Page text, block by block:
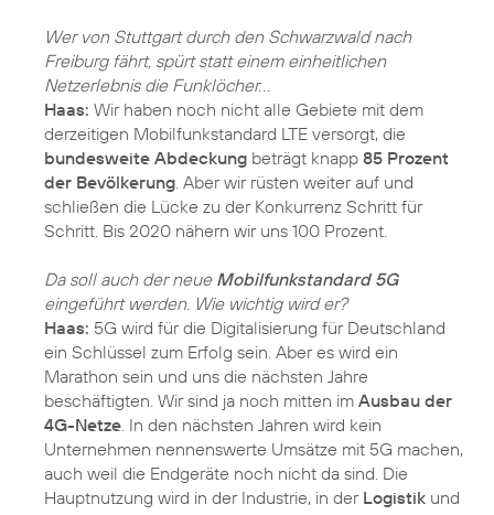
Wer von Stuttgart durch den Schwarzwald nach
Freiburg fährt, spürt statt einem einheitlichen
Netzerlebnis die Funklöcher. . .
Haas: Wir haben noch nicht alle Gebiete mit dem
derzeitigen Mobilfunkstandard LTE versorgt, die
bundesweite Abdeckung beträgt knapp 85 Prozent
der Bevölkerung. Aber wir rüsten weiter auf und
schließen die Lücke zu der Konkurrenz Schritt für
Schritt. Bis 2020 nähern wir uns 100 Prozent.
Da soll auch der neue Mobilfunkstandard 5G
eingeführt werden. Wie wichtig wird er?
Haas: 5G wird für die Digitalisierung für Deutschland
ein Schlüssel zum Erfolg sein. Aber es wird ein
Marathon sein und uns die nächsten Jahre
beschäftigten. Wir sind ja noch mitten im Ausbau der
4G-Netze. In den nächsten Jahren wird kein
Unternehmen nennenswerte Umsätze mit 5G machen,
auch weil die Endgeräte noch nicht da sind. Die
Hauptnutzung wird in der Industrie, in der Logistik und